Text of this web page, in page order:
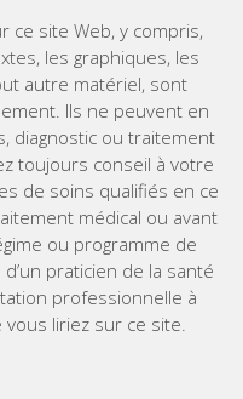
ce site Web, y compris,
les graphiques, les
autre matériel, sont
Ils ne peuvent en
diagnostic ou traitement
toujours conseil à votre
de soins qualifiés en ce
médical ou avant
ou programme de
praticien de la santé
professionnelle à
liriez sur ce site.